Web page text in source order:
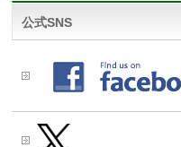
公式SNS